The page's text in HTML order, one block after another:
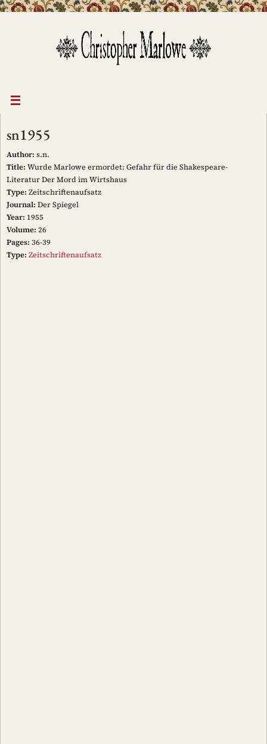
sn1955
Author: s.n.
Title: Wurde Marlowe ermordet: Gefahr für die Shakespeare-
Literatur Der Mord im Wirtshaus
Type: Zeitschriftenaufsatz
Journal: Der Spiegel
Year: 1955
Volume: 26
Pages: 36-39
Type: Zeitschriftenaufsatz